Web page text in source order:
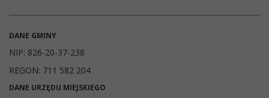
DANE GMINY
NIP: 826-20-37-238
REGON: 711 582 204
DANE URZĘDU MIEJSKIEGO